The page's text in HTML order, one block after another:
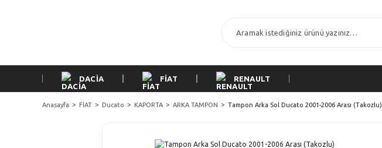
DACİA FİAT RENAULT
Anasayfa FİAT Ducato KAPORTA ARKA TAMPON Tampon Arka Sol Ducato 2001-2006 Arası (Takozlu)